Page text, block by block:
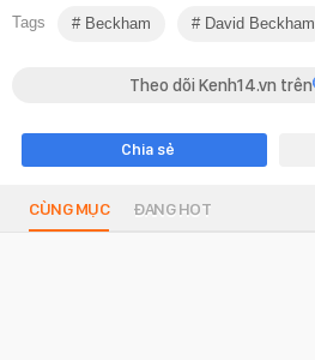
Tags Beckham David Beckham
Theo dõi Kenh14.vn trên
Chia sẻ
CÙNG MỤC ĐANG HOT